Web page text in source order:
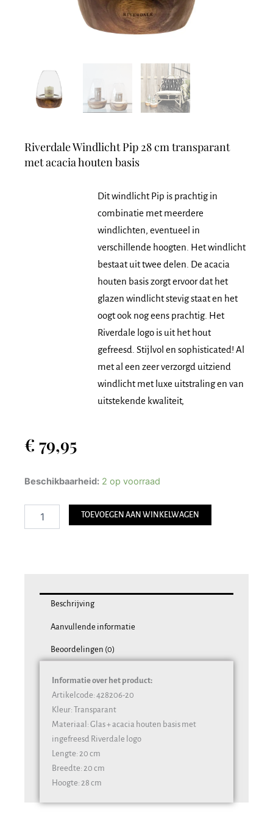
Riverdale Windlicht Pip 28 cm transparant
met acacia houten basis
Dit windlicht Pip is prachtig in
combinatie met meerdere
windlichten, eventueel in
verschillende hoogten. Het windlicht
bestaat uit twee delen. De acacia
houten basis zorgt ervoor dat het
glazen windlicht stevig staat en het
oogt ook nog eens prachtig. Het
Riverdale logo is uit het hout
gefreesd. Stijlvol en sophisticated! Al
met al een zeer verzorgd uitziend
windlicht met luxe uitstraling en van
uitstekende kwaliteit,
€ 79,95
Beschikbaarheid: 2 op voorraad
Riverdale
Pip
cm
TOEVOEGEN AAN WINKELWAGEN
Beschrijving
Aanvullende informatie
Beoordelingen (0)
Informatie over het product:
Artikelcode: 428206-20
Kleur: Transparant
Materiaal: Glas + acacia houten basis met
ingefreesd Riverdale logo
Lengte: 20 cm
Breedte: 20 cm
Hoogte: 28 cm